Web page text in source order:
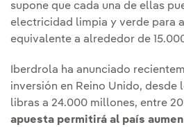
supone que cada una de ellas
electricidad limpia y verde para
equivalente a alrededor de
Iberdrola ha anunciado
inversión en Reino Unido, desde
libras a 24.000 millones, entre
apuesta permitirá al país